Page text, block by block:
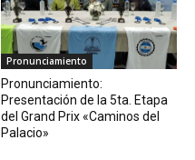
Pronunciamiento
Pronunciamiento:
Presentación de la 5ta. Etapa
del Grand Prix «Caminos del
Palacio»